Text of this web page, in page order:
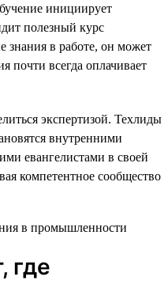
инициирует
полезный курс
знания в работе, он может
почти всегда оплачивает
экспертизой. Техлиды
внутренними
евангелистами в своей
компетентное сообщество
где